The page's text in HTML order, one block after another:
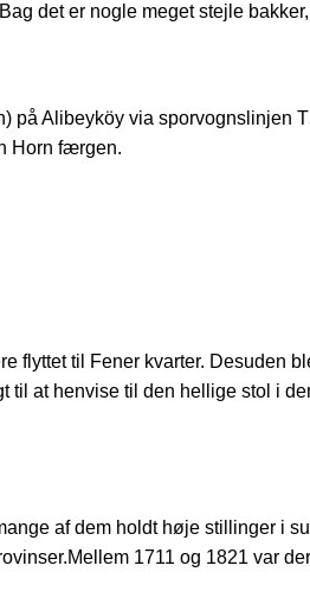
det er nogle meget stejle
Alibeyköy via sporvognslinjen
Horn færgen.
til Fener kvarter. Desuden
at henvise til den hellige stol i
af dem holdt høje stillinger i
1711 og 1821 var